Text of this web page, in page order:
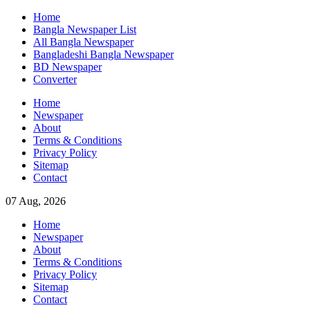
Skip
content
Home
Bangla Newspaper List
All Bangla Newspaper
Bangladeshi Bangla Newspaper
BD Newspaper
Converter
Home
Newspaper
About
Terms & Conditions
Privacy Policy
Sitemap
Contact
07 Aug, 2026
Home
Newspaper
About
Terms & Conditions
Privacy Policy
Sitemap
Contact